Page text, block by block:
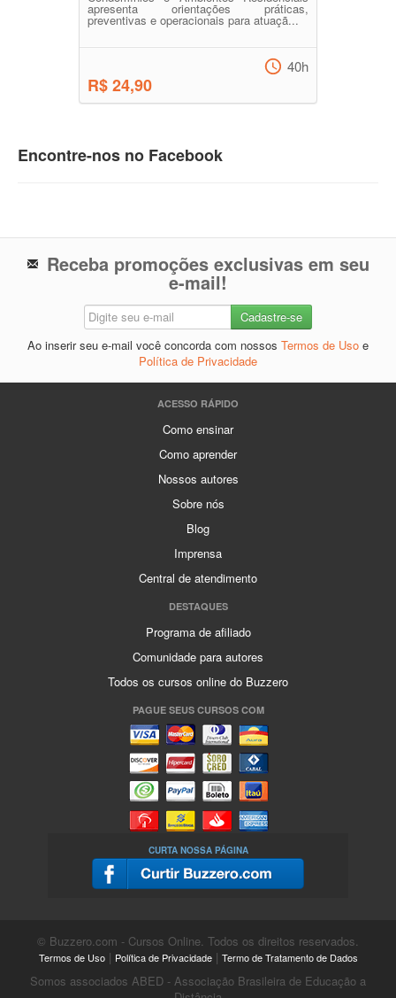
apresenta orientações práticas,
preventivas e operacionais para atuaçã...
R$ 24,90
40h
Encontre-nos no Facebook
Receba promoções exclusivas em seu
e-mail!
Ao inserir seu e-mail você concorda com nossos Termos de Uso e
Política de Privacidade
ACESSO RÁPIDO
Como ensinar
Como aprender
Nossos autores
Sobre nós
Blog
Imprensa
Central de atendimento
DESTAQUES
Programa de afiliado
Comunidade para autores
Todos os cursos online do Buzzero
PAGUE SEUS CURSOS COM
CURTA NOSSA PÁGINA
© Buzzero.com - Cursos Online. Todos os direitos reservados.
Termos de Uso| Política de Privacidade| Termo de Tratamento de Dados
Somos associados ABED - Associação Brasileira de Educação a